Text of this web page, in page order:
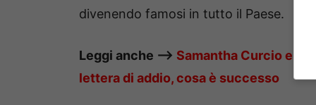
divenendo famosi in tutto il Paese.
Leggi anche —–> Samantha Curcio e
lettera di addio, cosa è successo